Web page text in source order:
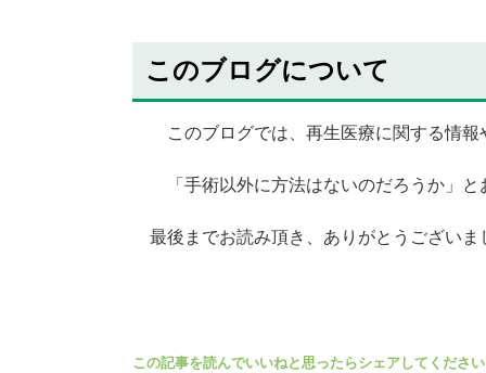
このブログについて
このブログでは、再生医療に関する情報
「手術以外に方法はないのだろうか」と
最後までお読み頂き、ありがとうございま